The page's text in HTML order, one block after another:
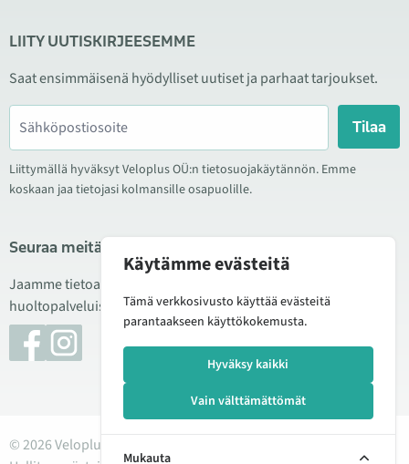
LIITY UUTISKIRJEESEMME
Saat ensimmäisenä hyödylliset uutiset ja parhaat tarjoukset.
Tilaa
Liittymällä hyväksyt Veloplus OÜ:n tietosuojakäytännön. Emme
koskaan jaa tietojasi kolmansille osapuolille.
Seuraa meitä sosiaalisessa mediassa
Jaamme tietoa hyvistä tarjouksista, uusista tuotteista ja
huoltopalveluista. Joskus julkaisemme myös tuote-esittelyjä.
© 2026 Veloplus OÜ. Kaikki oikeudet pidätetään
Käytämme evästeitä
Tämä verkkosivusto käyttää evästeitä
parantaakseen käyttökokemusta.
Hyväksy kaikki
Vain välttämättömät
Mukauta